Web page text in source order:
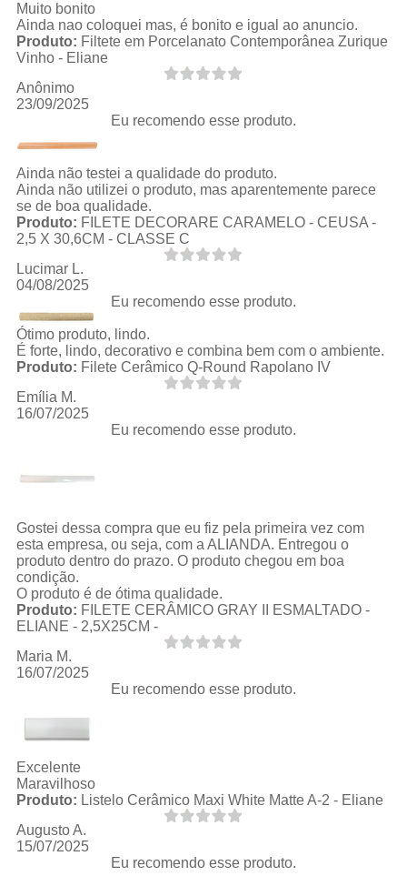
Muito bonito
Ainda nao coloquei mas, é bonito e igual ao anuncio.
Produto: Filtete em Porcelanato Contemporânea Zurique
Vinho - Eliane
Anônimo
23/09/2025
Eu recomendo esse produto.
Ainda não testei a qualidade do produto.
Ainda não utilizei o produto, mas aparentemente parece
se de boa qualidade.
Produto: FILETE DECORARE CARAMELO - CEUSA -
2,5 X 30,6CM - CLASSE C
Lucimar L.
04/08/2025
Eu recomendo esse produto.
Ótimo produto, lindo.
É forte, lindo, decorativo e combina bem com o ambiente.
Produto: Filete Cerâmico Q-Round Rapolano IV
Emília M.
16/07/2025
Eu recomendo esse produto.
Gostei dessa compra que eu fiz pela primeira vez com
esta empresa, ou seja, com a ALIANDA. Entregou o
produto dentro do prazo. O produto chegou em boa
condição.
O produto é de ótima qualidade.
Produto: FILETE CERÂMICO GRAY II ESMALTADO -
ELIANE - 2,5X25CM -
Maria M.
16/07/2025
Eu recomendo esse produto.
Excelente
Maravilhoso
Produto: Listelo Cerâmico Maxi White Matte A-2 - Eliane
Augusto A.
15/07/2025
Eu recomendo esse produto.